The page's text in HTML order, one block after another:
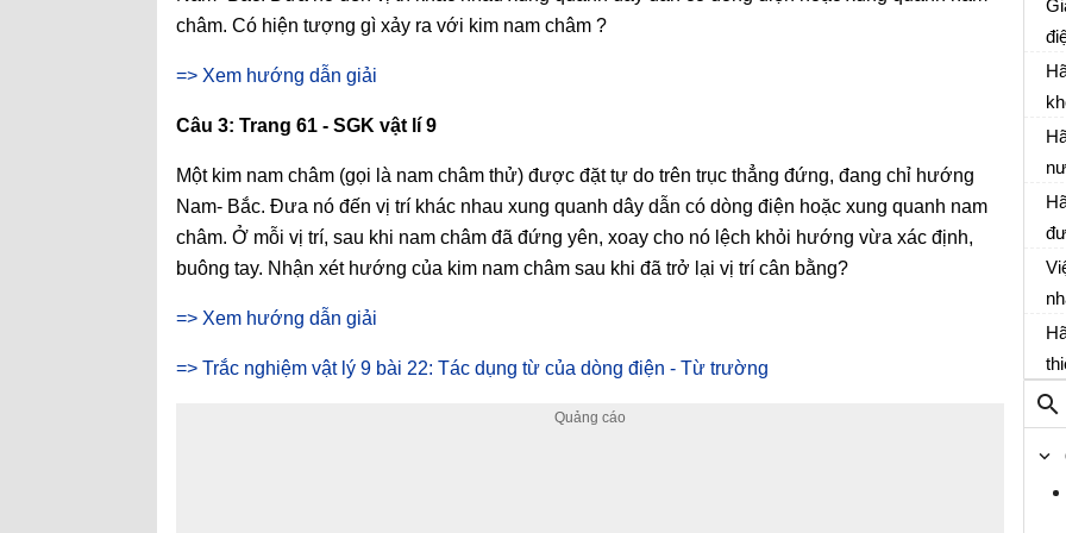
châm. Có hiện tượng gì xảy ra với kim nam châm ?
=> Xem hướng dẫn giải
Câu 3: Trang 61 - SGK vật lí 9
Một kim nam châm (gọi là nam châm thử) được đặt tự do trên trục thẳng đứng, đang chỉ hướng
Nam- Bắc. Đưa nó đến vị trí khác nhau xung quanh dây dẫn có dòng điện hoặc xung quanh nam
châm. Ở mỗi vị trí, sau khi nam châm đã đứng yên, xoay cho nó lệch khỏi hướng vừa xác định,
buông tay. Nhận xét hướng của kim nam châm sau khi đã trở lại vị trí cân bằng?
=> Xem hướng dẫn giải
=> Trắc nghiệm vật lý 9 bài 22: Tác dụng từ của dòng điện - Từ trường
9